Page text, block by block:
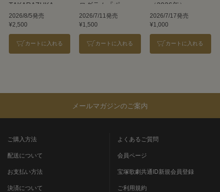
TAKARAZUKA
REVUE 2026
2026/8/5発売
¥2,500
カートに入れる
ログラム『ポーの
一族』＜雪組＞
2026/7/11発売
¥1,500
カートに入れる
（2026年）
2026/7/17発売
¥1,000
カートに入れる
メールマガジンのご案内
ご購入方法
配送について
お支払い方法
決済について
よくあるご質問
会員ページ
宝塚歌劇共通ID新規会員登録
ご利用規約